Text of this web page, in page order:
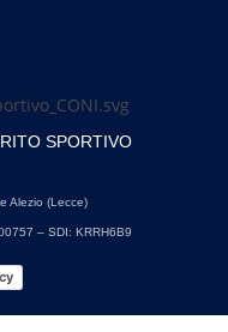
SPORTIVO
Alezio (Lecce)
– SDI: KRRH6B9